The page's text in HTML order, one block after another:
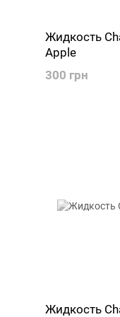
Жидкость
Apple
300 грн
Жидкость